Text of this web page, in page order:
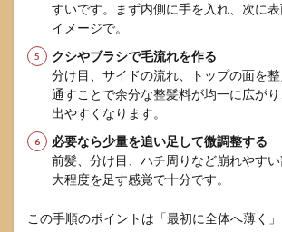
すいです。まず内側に手を入れ、次に
イメージで。
クシやブラシで毛流れを作る
分け目、サイドの流れ、トップの面を
通すことで余分な整髪料が均一に広が
出やすくなります。
必要なら少量を追い足して微調整する
前髪、分け目、ハチ周りなど崩れやす
大程度を足す感覚で十分です。
この手順のポイントは「最初に全体へ薄く